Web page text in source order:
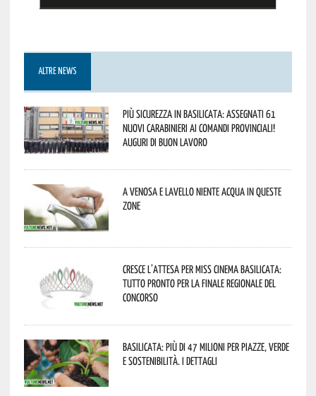
ALTRE NEWS
Più sicurezza in Basilicata: assegnati 61
nuovi Carabinieri ai Comandi provinciali!
Auguri di buon lavoro
A Venosa e Lavello niente acqua in queste
zone
Cresce l’attesa per Miss Cinema Basilicata:
tutto pronto per la finale regionale del
concorso
Basilicata: più di 47 milioni per piazze, verde
e sostenibilità. I dettagli